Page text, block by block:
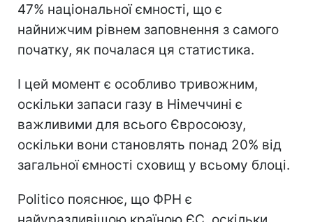
47% національної ємності, що є
найнижчим рівнем заповнення з самого
початку, як почалася ця статистика.
І цей момент є особливо тривожним,
оскільки запаси газу в Німеччині є
важливими для всього Євросоюзу,
оскільки вони становлять понад 20% від
загальної ємності сховищ у всьому блоці.
Politico пояснює, що ФРН є